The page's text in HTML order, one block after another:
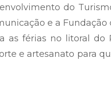
do
e a Fundação
as férias no litoral do
e artesanato para